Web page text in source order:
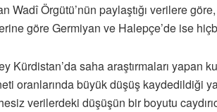
Wadî Örgütü’nün paylaştığı verilere
göre Germiyan ve Halepçe’de ise
Kürdistan’da saha araştırmaları yapan
oranlarında büyük düşüş kaydedildiği
verilerdeki düşüşün bir boyutu